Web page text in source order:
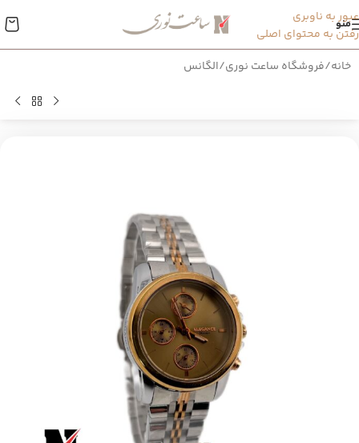
عبور به ناوبری
رفتن به محتوای اصلی
منو
خانه/فروشگاه ساعت نوری/الگانس